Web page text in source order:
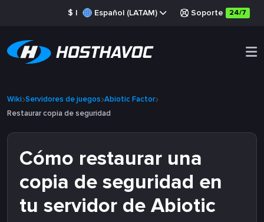
$ | Español (LATAM) Soporte 24/7
Wiki Servidores de juegos Abiotic Factor
Restaurar copia de seguridad
Cómo restaurar una
copia de seguridad en
tu servidor de Abiotic